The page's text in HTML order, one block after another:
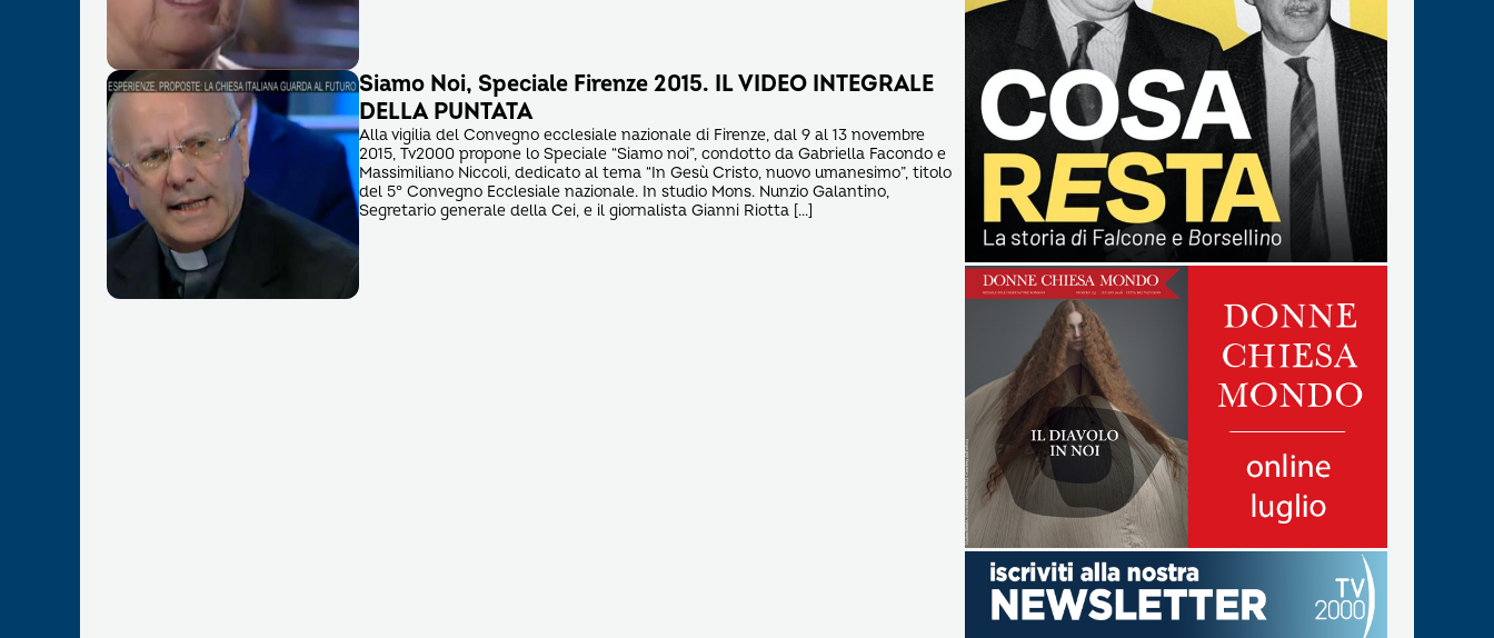
Siamo Noi, Speciale Firenze 2015. IL VIDEO INTEGRALE
DELLA PUNTATA
Alla vigilia del Convegno ecclesiale nazionale di Firenze, dal 9 al 13 novembre
2015, Tv2000 propone lo Speciale “Siamo noi”, condotto da Gabriella Facondo e
Massimiliano Niccoli, dedicato al tema “In Gesù Cristo, nuovo umanesimo”, titolo
del 5° Convegno Ecclesiale nazionale. In studio Mons. Nunzio Galantino,
Segretario generale della Cei, e il giornalista Gianni Riotta […]